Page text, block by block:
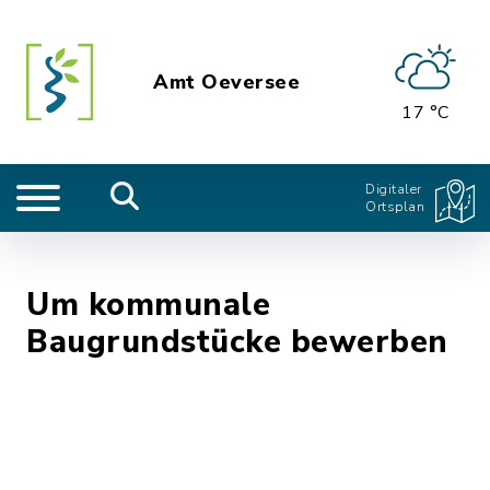
Amt Oeversee
17 °C
Digitaler
Ortsplan
Um kommunale
Baugrundstücke bewerben